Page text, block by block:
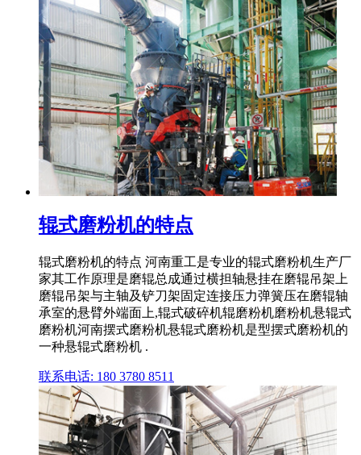
辊式磨粉机的特点
辊式磨粉机的特点 河南重工是专业的辊式磨粉机生产厂
家其工作原理是磨辊总成通过横担轴悬挂在磨辊吊架上
磨辊吊架与主轴及铲刀架固定连接压力弹簧压在磨辊轴
承室的悬臂外端面上,辊式破碎机辊磨粉机磨粉机悬辊式
磨粉机河南摆式磨粉机悬辊式磨粉机是型摆式磨粉机的
一种悬辊式磨粉机 .
联系电话: 180 3780 8511